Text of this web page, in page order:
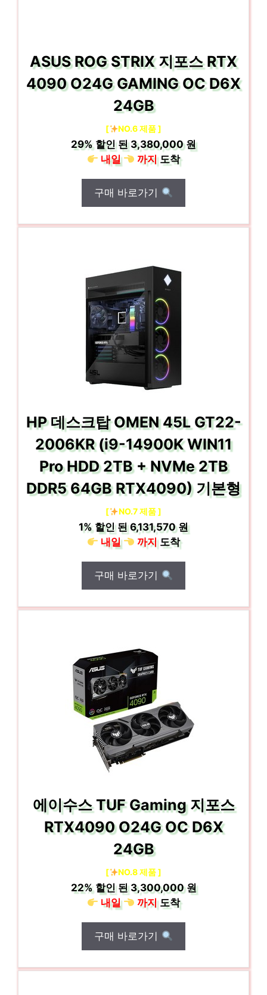
ASUS ROG STRIX 지포스 RTX
4090 O24G GAMING OC D6X
24GB
[ NO.6 제품 ]
29%할인 된3,380,000 원
내일
까지도착
구매 바로가기
HP 데스크탑 OMEN 45L GT22-
2006KR (i9-14900K WIN11
Pro HDD 2TB + NVMe 2TB
DDR5 64GB RTX4090) 기본형
[ NO.7 제품 ]
1%할인 된6,131,570 원
내일
까지도착
구매 바로가기
에이수스 TUF Gaming 지포스
RTX4090 O24G OC D6X
24GB
[ NO.8 제품 ]
22%할인 된3,300,000 원
내일
까지도착
구매 바로가기